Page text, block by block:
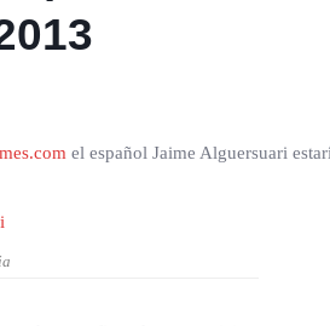
el español Jaime Alguersuari